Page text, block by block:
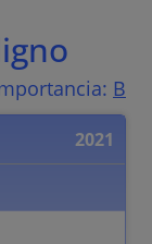
B
2021